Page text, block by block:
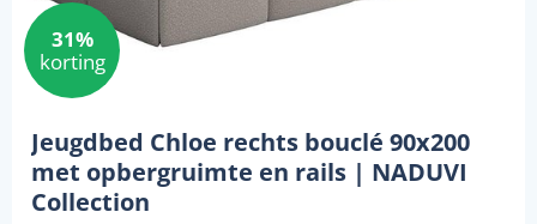
31%
korting
Jeugdbed Chloe rechts bouclé 90x200
met opbergruimte en rails | NADUVI
Collection